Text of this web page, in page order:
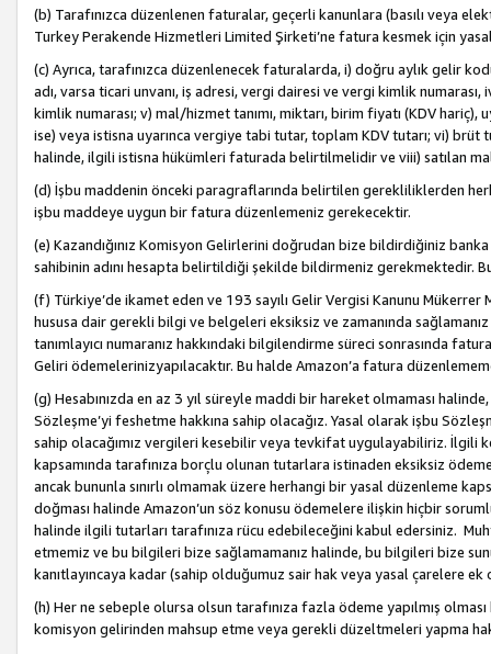
(b) Tarafınızca düzenlenen faturalar, geçerli kanunlara (basılı veya
Turkey Perakende Hizmetleri Limited Şirketi’ne fatura kesmek için
(c) Ayrıca, tarafınızca düzenlenecek faturalarda, i) doğru aylık gelir
adı, varsa ticari unvanı, iş adresi, vergi dairesi ve vergi kimlik
kimlik numarası; v) mal/hizmet tanımı, miktarı, birim fiyatı (KDV
ise) veya istisna uyarınca vergiye tabi tutar, toplam KDV tutarı; vi) brüt
halinde, ilgili istisna hükümleri faturada belirtilmelidir ve viii) satılan
(d) İşbu maddenin önceki paragraflarında belirtilen gerekliliklerden
işbu maddeye uygun bir fatura düzenlemeniz gerekecektir.
(e) Kazandığınız Komisyon Gelirlerini doğrudan bize bildirdiğiniz banka
sahibinin adını hesapta belirtildiği şekilde bildirmeniz gerekmektedir.
(f) Türkiye’de ikamet eden ve 193 sayılı Gelir Vergisi Kanunu
hususa dair gerekli bilgi ve belgeleri eksiksiz ve zamanında
tanımlayıcı numaranız hakkındaki bilgilendirme süreci sonrasında
Geliri ödemelerinizyapılacaktır. Bu halde Amazon’a fatura
(g) Hesabınızda en az 3 yıl süreyle maddi bir hareket olmaması
Sözleşme’yi feshetme hakkına sahip olacağız. Yasal olarak işbu
sahip olacağımız vergileri kesebilir veya tevkifat uygulayabiliriz. İlgili
kapsamında tarafınıza borçlu olunan tutarlara istinaden eksiksiz
ancak bununla sınırlı olmamak üzere herhangi bir yasal düzenleme
doğması halinde Amazon’un söz konusu ödemelere ilişkin hiçbir
halinde ilgili tutarları tarafınıza rücu edebileceğini kabul edersiniz.
etmemiz ve bu bilgileri bize sağlamamanız halinde, bu bilgileri bize
kanıtlayıncaya kadar (sahip olduğumuz sair hak veya yasal çarelere
(h) Her ne sebeple olursa olsun tarafınıza fazla ödeme yapılmış
komisyon gelirinden mahsup etme veya gerekli düzeltmeleri yapma